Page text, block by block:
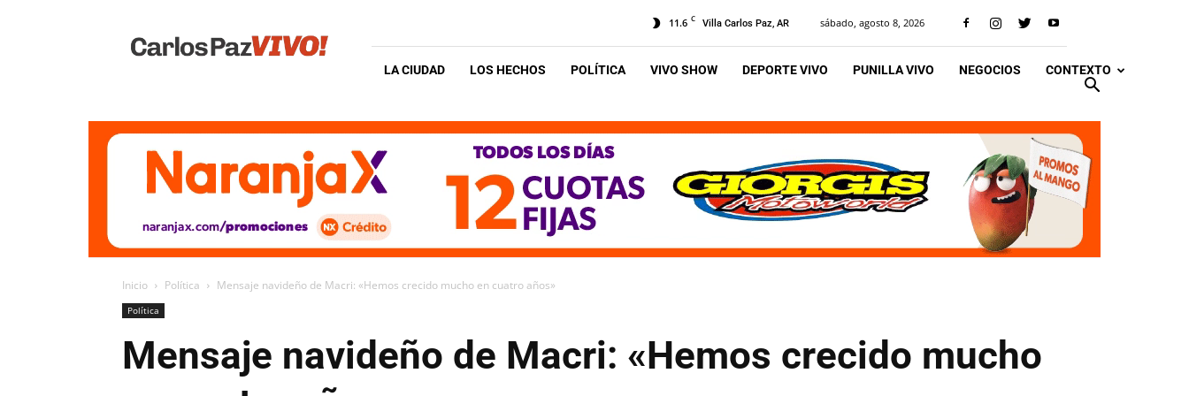
Vivo
11.6 C Villa Carlos Paz, AR sábado, agosto 8, 2026
LA CIUDAD LOS HECHOS POLÍTICA VIVO SHOW DEPORTE VIVO PUNILLA VIVO NEGOCIOS CONTEXTO
Inicio Política Mensaje navideño de Macri: «Hemos crecido mucho en cuatro años»
Política
Mensaje navideño de Macri: «Hemos crecido mucho